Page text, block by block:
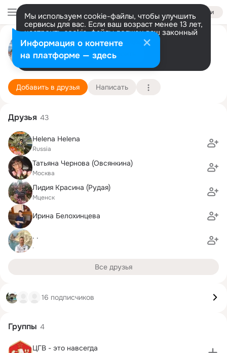
Войти
Мы используем cookie-файлы, чтобы улучшить
сервисы для вас. Если ваш возраст менее 13 лет,
настроить cookie-файлы должен ваш законный
представитель. Больше информации
Разрешить все Настроить
Сергей Рудой
Мценск 31 июля (53 года)
Подробнее
Добавить в друзья Написать
Друзья 43
Helena Helena
Russia
Татьяна Чернова (Овсянкина)
Москва
Лидия Красина (Рудая)
Мценск
Ирина Белохинцева
. .
.
Все друзья
16 подписчиков
Группы 4
ЦГВ - это навсегда
Информация о контенте
на платформе — здесь